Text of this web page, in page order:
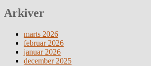
Arkiver
marts 2026
februar 2026
januar 2026
december 2025